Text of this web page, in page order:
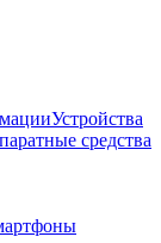
Устройства
средства